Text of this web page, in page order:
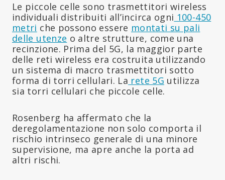
Le piccole celle sono trasmettitori wireless
individuali distribuiti all’incirca ogni 100-450
metri che possono essere montati su pali
delle utenze o altre strutture, come una
recinzione. Prima del 5G, la maggior parte
delle reti wireless era costruita utilizzando
un sistema di macro trasmettitori sotto
forma di torri cellulari. La rete 5G utilizza
sia torri cellulari che piccole celle.
Rosenberg ha affermato che la
deregolamentazione non solo comporta il
rischio intrinseco generale di una minore
supervisione, ma apre anche la porta ad
altri rischi.